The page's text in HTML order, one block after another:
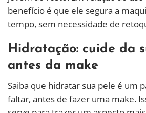
benefício é que ele segura a
tempo, sem necessidade de
Hidratação: cuide da
antes da make
Saiba que hidratar sua pele é um
faltar, antes de fazer uma make.